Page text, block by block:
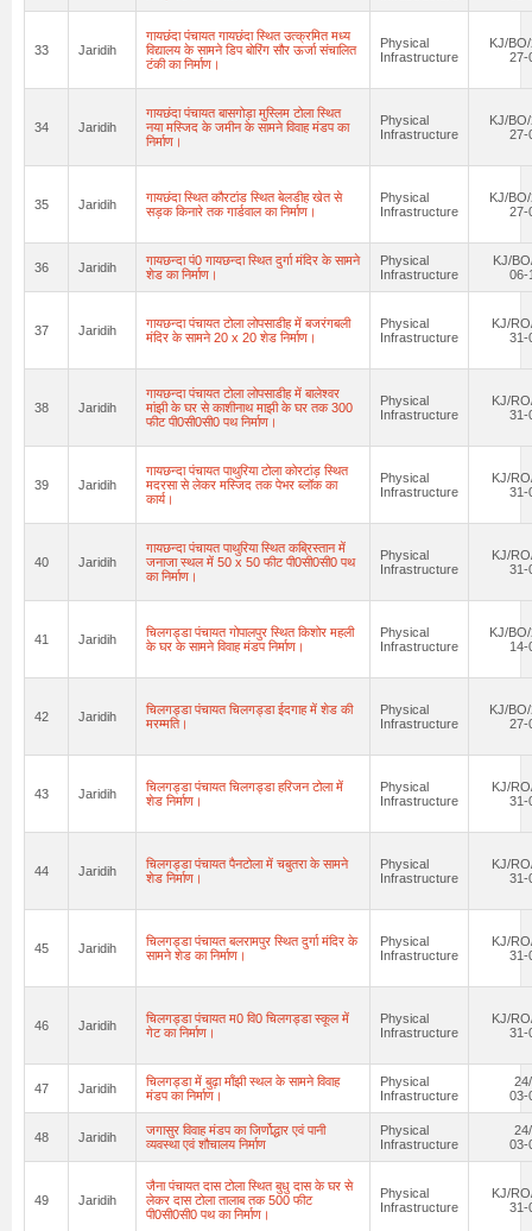
33 Jaridih
गायछंदा पंचायत गायछंदा स्थित उत्क्रमित मध्य
विद्यालय के सामने डिप बोरिंग सौर ऊर्जा संचालित
टंकी का निर्माण।
Physical
Infrastructure
KJ/
27-
34 Jaridih
गायछंदा पंचायत बासगोड़ा मुस्लिम टोला स्थित
नया मस्जिद के जमीन के सामने विवाह मंडप का
निर्माण।
Physical
Infrastructure
KJ/
27-
35 Jaridih
गायछंदा स्थित कौरटांड स्थित बेलडीह खेत से
सड़क किनारे तक गार्डवाल का निर्माण।
Physical
Infrastructure
KJ/
27-
36 Jaridih
गायछन्दा पं0 गायछन्दा स्थित दुर्गा मंदिर के सामने
शेड का निर्माण।
Physical
Infrastructure
KJ/
06-
37 Jaridih
गायछन्दा पंचायत टोला लोपसाडीह में बजरंगबली
मंदिर के सामने 20 x 20 शेड निर्माण।
Physical
Infrastructure
KJ/
31-
38 Jaridih
गायछन्दा पंचायत टोला लोपसाडीह में बालेश्वर
मांझी के घर से काशीनाथ माझी के घर तक 300
फीट पी0सी0सी0 पथ निर्माण।
Physical
Infrastructure
KJ/
31-
39 Jaridih
गायछन्दा पंचायत पाथुरिया टोला कोरटांड़ स्थित
मदरसा से लेकर मस्जिद तक पेभर ब्लॉक का
कार्य।
Physical
Infrastructure
KJ/
31-
40 Jaridih
गायछन्दा पंचायत पाथुरिया स्थित कब्रिस्तान में
जनाजा स्थल में 50 x 50 फीट पी0सी0सी0 पथ
का निर्माण।
Physical
Infrastructure
KJ/
31-
41 Jaridih
चिलगड्डा पंचायत गोपालपुर स्थित किशोर महली
के घर के सामने विवाह मंडप निर्माण।
Physical
Infrastructure
KJ/
14-
42 Jaridih
चिलगड्डा पंचायत चिलगड्डा ईदगाह में शेड की
मरम्मति।
Physical
Infrastructure
KJ/
27-
43 Jaridih
चिलगड्डा पंचायत चिलगड्डा हरिजन टोला में
शेड निर्माण।
Physical
Infrastructure
KJ/
31-
44 Jaridih
चिलगड्डा पंचायत पैनटोला में चबुतरा के सामने
शेड निर्माण।
Physical
Infrastructure
KJ/
31-
45 Jaridih
चिलगड्डा पंचायत बलरामपुर स्थित दुर्गा मंदिर के
सामने शेड का निर्माण।
Physical
Infrastructure
KJ/
31-
46 Jaridih
चिलगड्डा पंचायत म0 वि0 चिलगड्डा स्कूल में
गेट का निर्माण।
Physical
Infrastructure
KJ/
31-
47 Jaridih
चिलगड्डा में बुढ़ा माँझी स्थल के सामने विवाह
मंडप का निर्माण।
Physical
Infrastructure
03-
48 Jaridih
जगासुर विवाह मंडप का जिर्णोद्धार एवं पानी
व्यवस्था एवं शौचालय निर्माण
Physical
Infrastructure
03-
49 Jaridih
जैना पंचायत दास टोला स्थित बुधु दास के घर से
लेकर दास टोला तालाब तक 500 फीट
पी0सी0सी0 पथ का निर्माण।
Physical
Infrastructure
KJ/
31-